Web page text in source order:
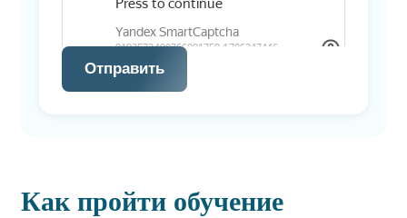
Отправить
Как пройти обучение